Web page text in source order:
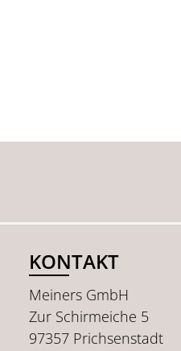
KONTAKT
Meiners GmbH
Zur Schirmeiche 5
97357 Prichsenstadt